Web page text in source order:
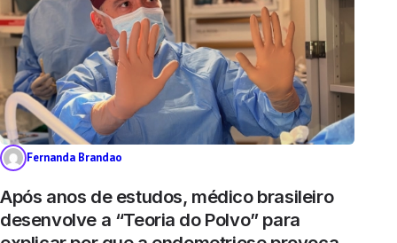
Fernanda Brandao
Após anos de estudos, médico brasileiro
desenvolve a “Teoria do Polvo” para